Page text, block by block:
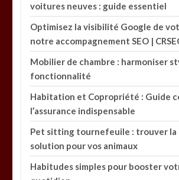
voitures neuves : guide essentiel
Optimisez la visibilité Google de
notre accompagnement SEO |
Mobilier de chambre : harmoniser
fonctionnalité
Habitation et Copropriété : Guide
l’assurance indispensable
Pet sitting tournefeuile : trouver la
solution pour vos animaux
Habitudes simples pour booster